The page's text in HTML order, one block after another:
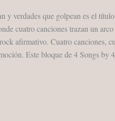
y verdades que golpean es el
cuatro canciones trazan un
afirmativo. Cuatro canciones,
Este bloque de 4 Songs by